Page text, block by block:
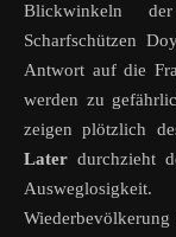
Blickwinkeln
Scharfschützen
Antwort auf die
werden zu
zeigen plötzlich
Later durchzieht
Wiederbevölkerung